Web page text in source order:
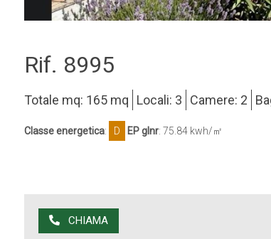
Rif. 8995
Totale mq: 165 mq Locali: 3 Camere: 2
Classe energetica: D EP glnr: 75.84 kwh/㎡
CHIAMA